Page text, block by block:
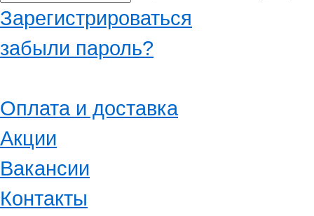
Зарегистрироваться
забыли пароль?
Оплата и доставка
Акции
Вакансии
Контакты